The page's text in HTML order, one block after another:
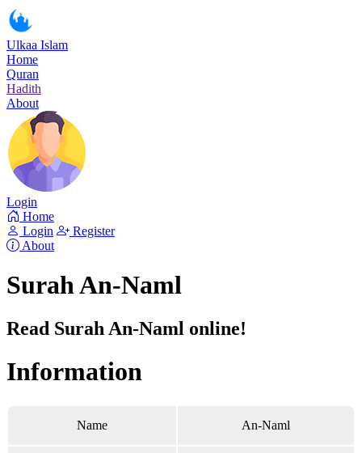
Ulkaa Islam
Home
Quran
Hadith
About
Login
Home
Login
Register
About
Surah An-Naml
Read Surah An-Naml online!
Information
Name An-Naml